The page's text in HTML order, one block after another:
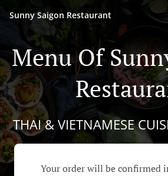
Sunny Saigon Restaurant
Menu Of
THAI & VIETNAMESE
Your order will be confirmed